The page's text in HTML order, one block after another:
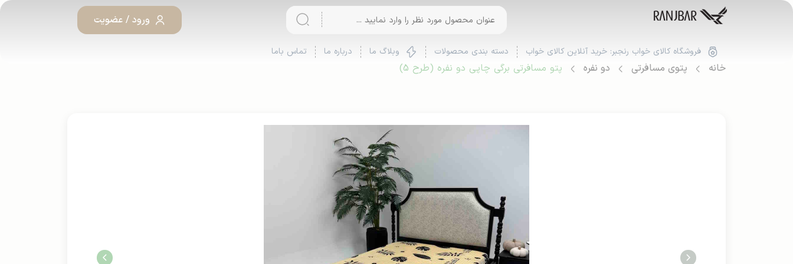
ورود / عضویت
فروشگاه کالای خواب رنجبر: خرید آنلاین کالای خواب دسته بندی محصولات وبلاگ ما درباره ما تماس باما
خانه پتوی مسافرتی دو نفره پتو مسافرتی برگی چاپی دو نفره (طرح 5)